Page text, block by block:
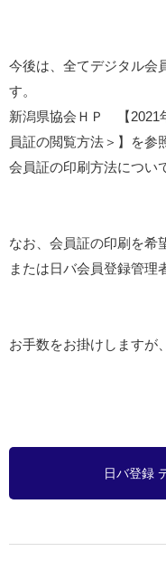
今後は、全てデジタル会
す。
新潟県協会ＨＰ 【2021
員証の閲覧方法＞】を参
会員証の印刷方法につい
なお、会員証の印刷を希
または日バ会員登録管理
お手数をお掛けしますが
日バ登録